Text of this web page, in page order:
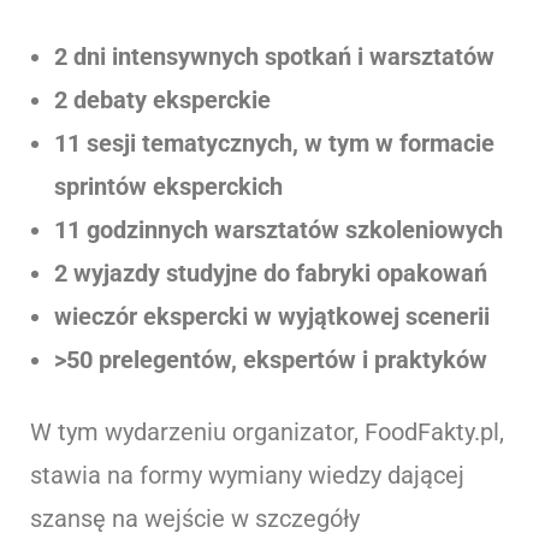
2 dni intensywnych spotkań i warsztatów
2 debaty eksperckie
11 sesji tematycznych, w tym w formacie
sprintów eksperckich
11 godzinnych warsztatów szkoleniowych
2 wyjazdy studyjne do fabryki opakowań
wieczór ekspercki w wyjątkowej scenerii
>50 prelegentów, ekspertów i praktyków
W tym wydarzeniu organizator, FoodFakty.pl,
stawia na formy wymiany wiedzy dającej
szansę na wejście w szczegóły